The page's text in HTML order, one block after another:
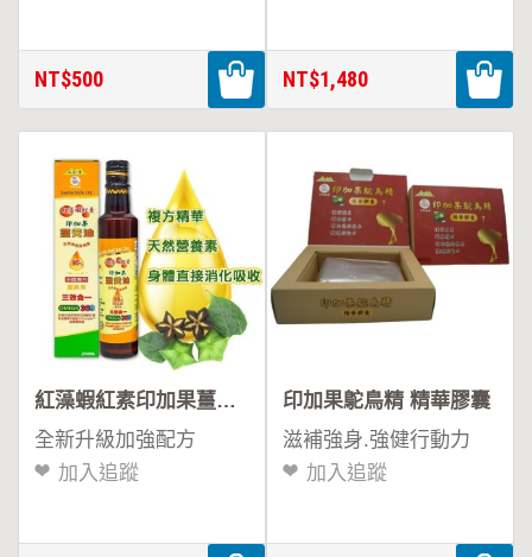
NT$500 NT$1,480
紅藻蝦紅素印加果薑黃油
全新升級加強配方
加入追蹤
印加果鴕鳥精 精華膠囊
滋補強身.強健行動力
加入追蹤